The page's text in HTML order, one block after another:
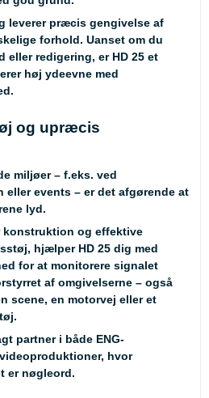
leverer præcis gengivelse af
forhold. Uanset om du
eller redigering, er HD 25 et
høj ydeevne med
og upræcis
miljøer – f.eks. ved
eller events – er det afgørende at
lyd.
konstruktion og effektive
hjælper HD 25 dig med
for at monitorere signalet
af omgivelserne – også
scene, en motorvej eller et
partner i både ENG-
hvor
er nøgleord.